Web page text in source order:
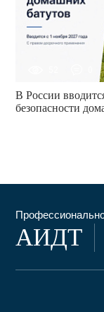
В России
безопасности
АИДТ